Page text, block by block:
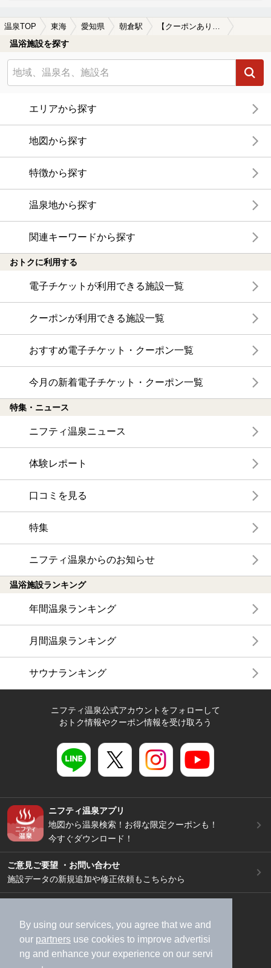
By using our services, you agree that we and
our partners use cookies to improve advertisi
ng and enhance your experience on our servi
温泉TOP 東海 愛知県 朝倉駅 【クーポンあり】子連れOKな朝倉駅近くの温泉、日帰り温泉、スーパー銭湯おすすめ
温浴施設を探す
エリアから探す
地図から探す
特徴から探す
温泉地から探す
関連キーワードから探す
おトクに利用する
電子チケットが利用できる施設一覧
クーポンが利用できる施設一覧
おすすめ電子チケット・クーポン一覧
今月の新着電子チケット・クーポン一覧
特集・ニュース
ニフティ温泉ニュース
体験レポート
口コミを見る
特集
ニフティ温泉からのお知らせ
温浴施設ランキング
年間温泉ランキング
月間温泉ランキング
サウナランキング
ニフティ温泉公式アカウントをフォローして
おトク情報やクーポン情報を受け取ろう
ニフティ温泉アプリ
地図から温泉検索！お得な限定クーポンも！
今すぐダウンロード！
ご意見ご要望 ・お問い合わせ
施設データの新規追加や修正依頼もこちらから
加盟店募集（資料請求）
広告出稿のご案内
利用規約
ライフスタイルMEMBERS+規約
特定商取引法に基づく表記
ヘルプ 採用情報